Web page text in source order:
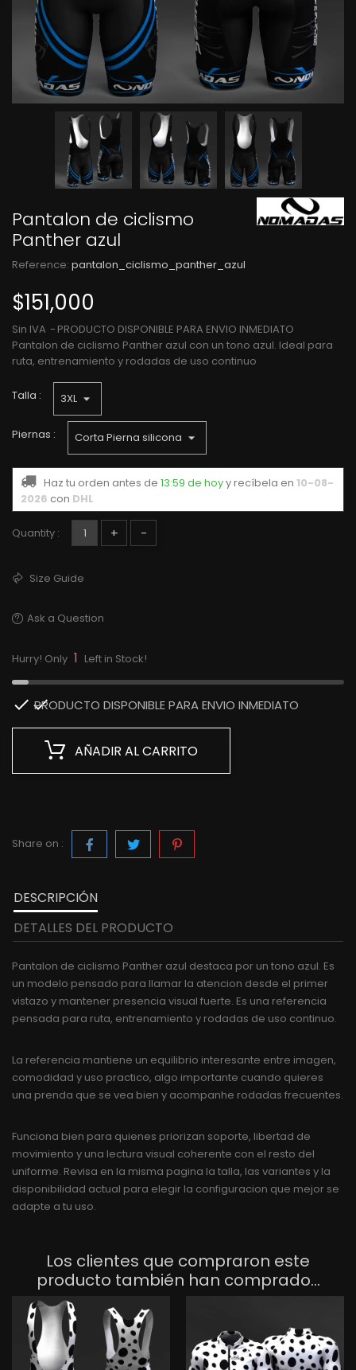
Pantalon de ciclismo
Panther azul
Reference: pantalon_ciclismo_panther_azul
$151,000
Sin IVA
PRODUCTO DISPONIBLE PARA ENVIO INMEDIATO
Pantalon de ciclismo Panther azul con un tono azul. Ideal para
ruta, entrenamiento y rodadas de uso continuo
Talla :
Piernas :
Haz tu orden antes de 13:59 de hoyy recíbela en 10-08-
2026 con DHL
Quantity : + -
Size Guide
Ask a Question
Hurry! Only 1 Left in Stock!

PRODUCTO DISPONIBLE PARA ENVIO INMEDIATO
AÑADIR AL CARRITO
Share on :
DESCRIPCIÓN
DETALLES DEL PRODUCTO
Pantalon de ciclismo Panther azul destaca por un tono azul. Es
un modelo pensado para llamar la atencion desde el primer
vistazo y mantener presencia visual fuerte. Es una referencia
pensada para ruta, entrenamiento y rodadas de uso continuo.
La referencia mantiene un equilibrio interesante entre imagen,
comodidad y uso practico, algo importante cuando quieres
una prenda que se vea bien y acompanhe rodadas frecuentes.
Funciona bien para quienes priorizan soporte, libertad de
movimiento y una lectura visual coherente con el resto del
uniforme. Revisa en la misma pagina la talla, las variantes y la
disponibilidad actual para elegir la configuracion que mejor se
adapte a tu uso.
Los clientes que compraron este
producto también han comprado...